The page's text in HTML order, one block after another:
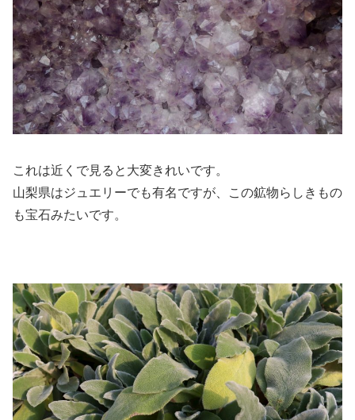
これは近くで見ると大変きれいです。
山梨県はジュエリーでも有名ですが、この鉱物らしきもの
も宝石みたいです。